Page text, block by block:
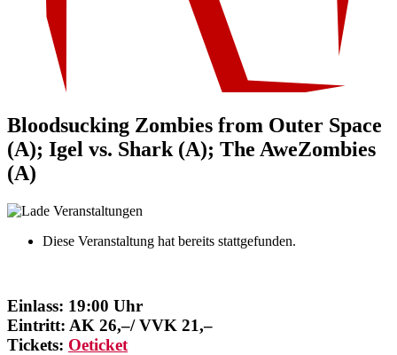
Bloodsucking Zombies from Outer Space
(A); Igel vs. Shark (A); The AweZombies
(A)
Diese Veranstaltung hat bereits stattgefunden.
Einlass: 19:00 Uhr
Eintritt: AK 26,–/ VVK 21,–
Tickets: Oeticket